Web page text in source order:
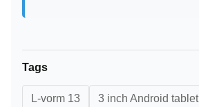
Tags
L-vorm 13 3 inch Android tablet